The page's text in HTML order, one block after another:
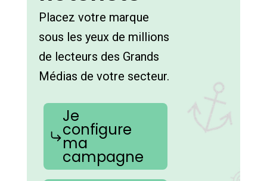
Placez votre marque
sous les yeux de millions
de lecteurs des Grands
Médias de votre secteur.
Je
configure
ma
campagne